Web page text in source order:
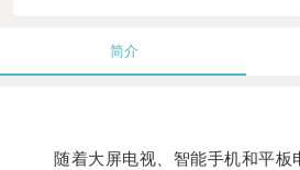
简介
随着大屏电视、智能手机和平板